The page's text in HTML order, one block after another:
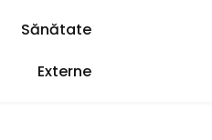
Sănătate
Externe